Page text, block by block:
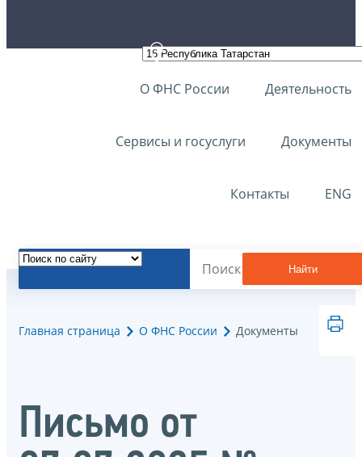
О ФНС России Деятельность
Сервисы и госуслуги Документы
Контакты ENG
Найти
Главная страница О ФНС России Документы
Письмо от